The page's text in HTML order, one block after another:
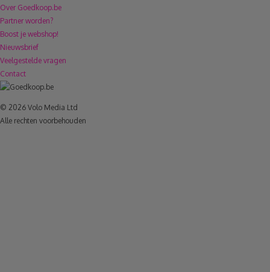
Over Goedkoop.be
Partner worden?
Boost je webshop!
Nieuwsbrief
Veelgestelde vragen
Contact
© 2026 Volo Media Ltd
Alle rechten voorbehouden